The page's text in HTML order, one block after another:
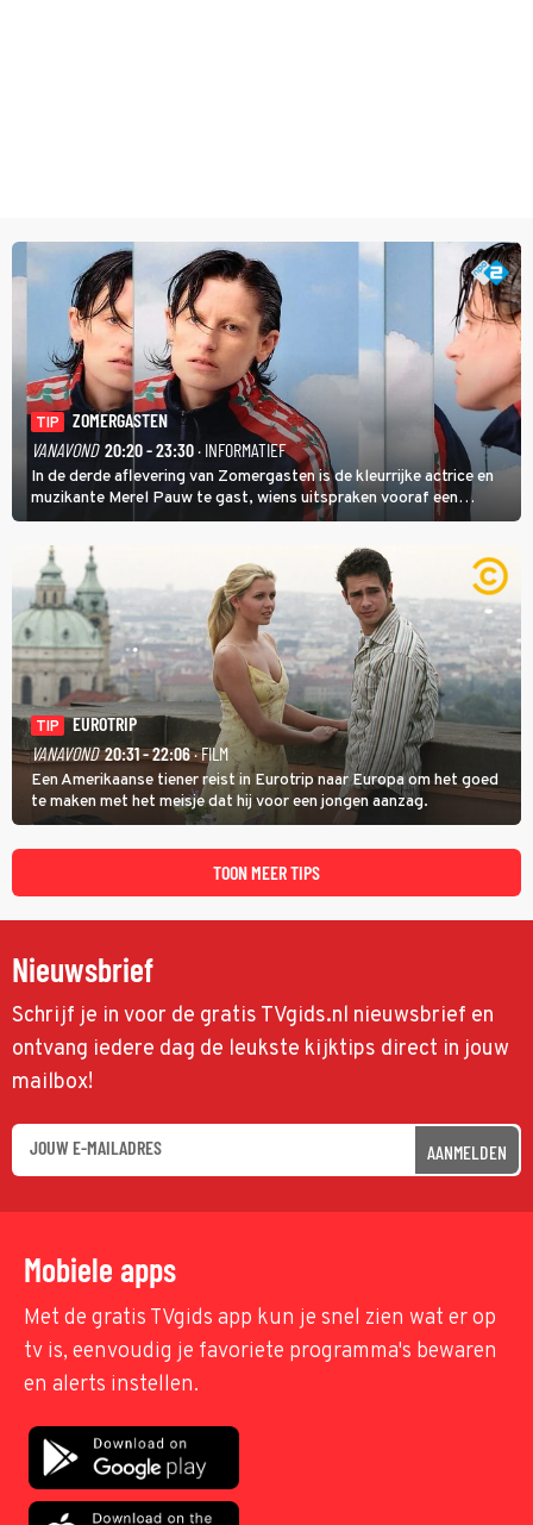
TIP
ZOMERGASTEN
VANAVOND 20:20 - 23:30· INFORMATIEF
In de derde aflevering van Zomergasten is de kleurrijke actrice en
muzikante Merel Pauw te gast, wiens uitspraken vooraf een
boeiende avond beloven: 'Mijn ideale televisieavond is zoals mijn
identiteit: grenzeloos, absurd en vol angsten'.
TIP
EUROTRIP
VANAVOND 20:31 - 22:06· FILM
Een Amerikaanse tiener reist in Eurotrip naar Europa om het goed
te maken met het meisje dat hij voor een jongen aanzag.
TOON MEER TIPS
Nieuwsbrief
Schrijf je in voor de gratis TVgids.nl nieuwsbrief en
ontvang iedere dag de leukste kijktips direct in jouw
mailbox!
AANMELDEN
Mobiele apps
Met de gratis TVgids app kun je snel zien wat er op
tv is, eenvoudig je favoriete programma's bewaren
en alerts instellen.